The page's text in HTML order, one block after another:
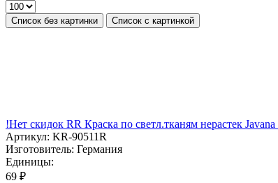
Список без картинки Список с картинкой
!Нет скидок RR Краска по светл.тканям нерастек
Артикул: KR-90511R
Изготовитель: Германия
Единицы:
69 ₽